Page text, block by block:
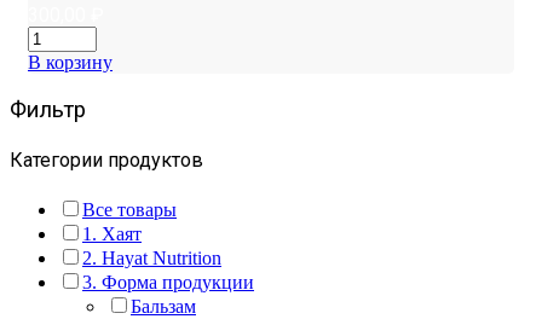
В корзину
Фильтр
Категории продуктов
Все товары
1. Хаят
2. Hayat Nutrition
3. Форма продукции
Бальзам